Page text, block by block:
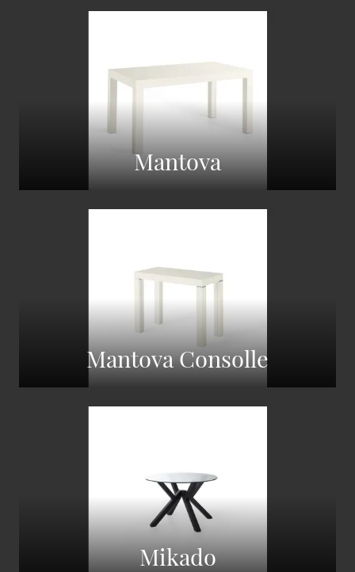
Mantova
Mantova Consolle
Mikado